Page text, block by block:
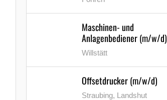
Maschinen- und
Anlagenbediener (m/w/d)
Willstätt
Offsetdrucker (m/w/d)
Straubing, Landshut